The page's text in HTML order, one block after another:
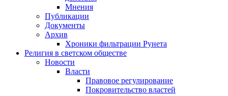
Мнения
Публикации
Документы
Архив
Хроники фильтрации Рунета
Религия в светском обществе
Новости
Власти
Правовое регулирование
Покровительство властей